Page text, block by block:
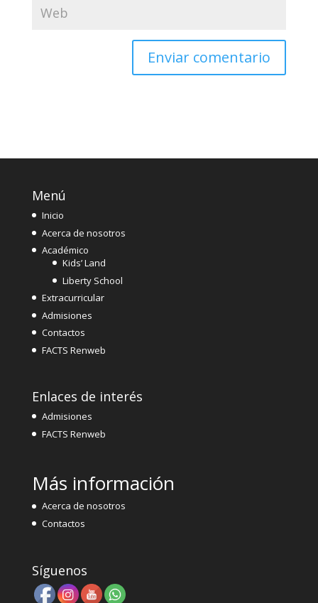
Menú
Inicio
Acerca de nosotros
Académico
Kids’ Land
Liberty School
Extracurricular
Admisiones
Contactos
FACTS Renweb
Enlaces de interés
Admisiones
FACTS Renweb
Más información
Acerca de nosotros
Contactos
Síguenos